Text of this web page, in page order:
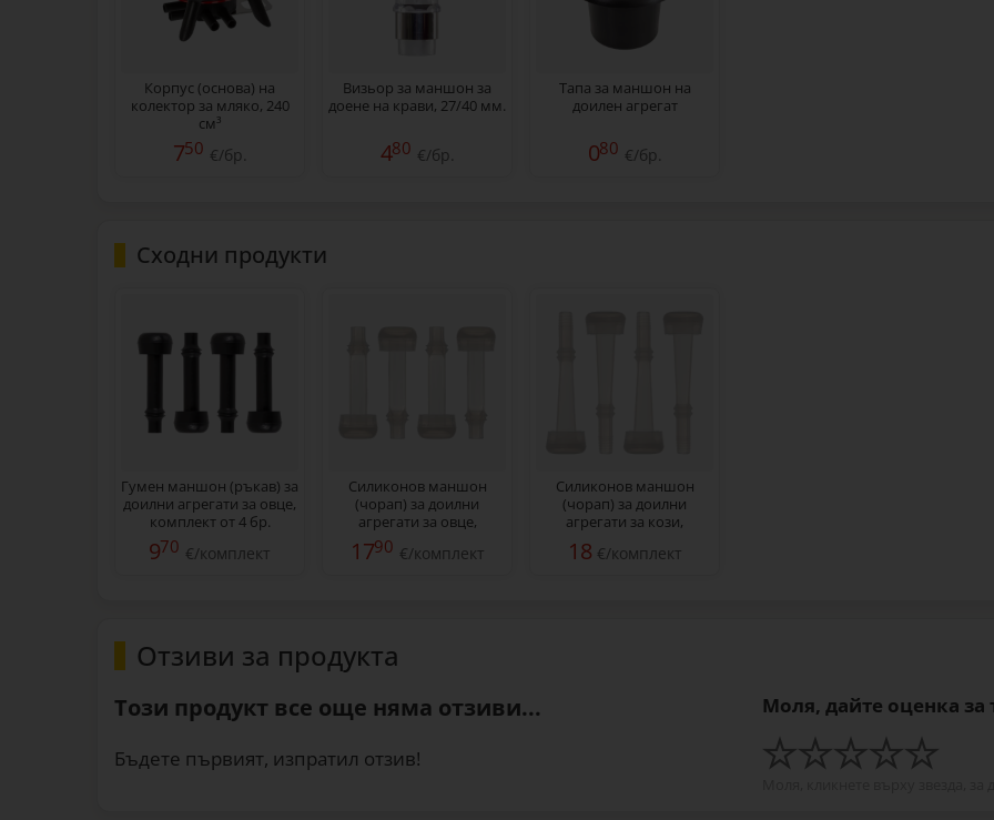
Корпус (основа) на
колектор за мляко, 240
см³
750 €/бр.
Визьор за маншон за
доене на крави, 27/40 мм.
480 €/бр.
Тапа за маншон на
доилен агрегат
080 €/бр.
Сходни продукти
Гумен маншон (ръкав) за
доилни агрегати за овце,
комплект от 4 бр.
970 €/комплект
Силиконов маншон
(чорап) за доилни
агрегати за овце,
комплект от 4 бр.
1790 €/комплект
Силиконов маншон
(чорап) за доилни
агрегати за кози,
18 €/комплект
Отзиви за продукта
Този продукт все още няма отзиви...
Бъдете първият, изпратил отзив!
Моля, дайте оценка за